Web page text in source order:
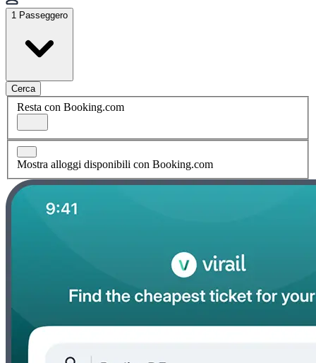
1 Passeggero
Cerca
Resta con Booking.com
Mostra alloggi disponibili con Booking.com